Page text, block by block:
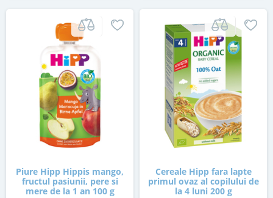
Piure Hipp Hippis mango,
fructul pasiunii, pere si
mere de la 1 an 100 g
Cereale Hipp fara lapte
primul ovaz al copilului de
la 4 luni 200 g